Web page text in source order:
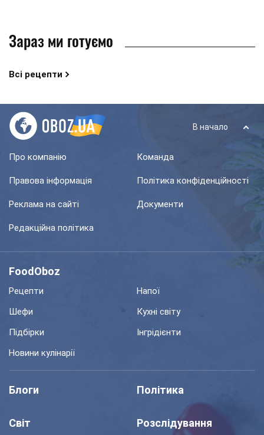
Зараз ми готуємо
Всі рецепти
В начало
Про компанію Команда
Правова інформація Політика конфіденційності
Реклама на сайті Документи
Редакційна політика
FoodOboz
Рецепти
Напої
Шефи
Кухні світу
Підбірки
Інгрідієнти
Новини кулінарії
Блоги Політика
Світ Розслідування